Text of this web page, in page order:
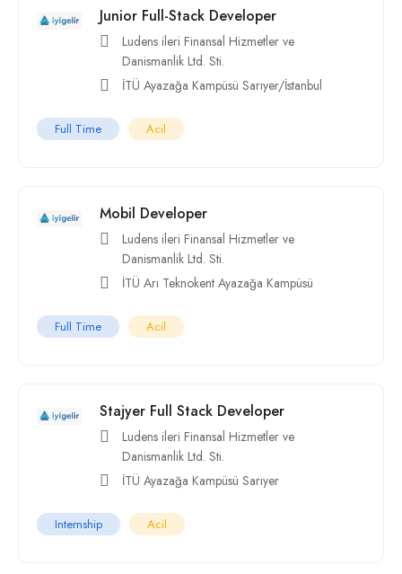
Junior Full-Stack Developer
Ludens ileri Finansal Hizmetler ve
Danismanlik Ltd. Sti.
İTÜ Ayazağa Kampüsü Sarıyer/İstanbul
Full Time Acil
Mobil Developer
Ludens ileri Finansal Hizmetler ve
Danismanlik Ltd. Sti.
İTÜ Arı Teknokent Ayazağa Kampüsü
Full Time Acil
Stajyer Full Stack Developer
Ludens ileri Finansal Hizmetler ve
Danismanlik Ltd. Sti.
İTÜ Ayazağa Kampüsü Sarıyer
Internship Acil